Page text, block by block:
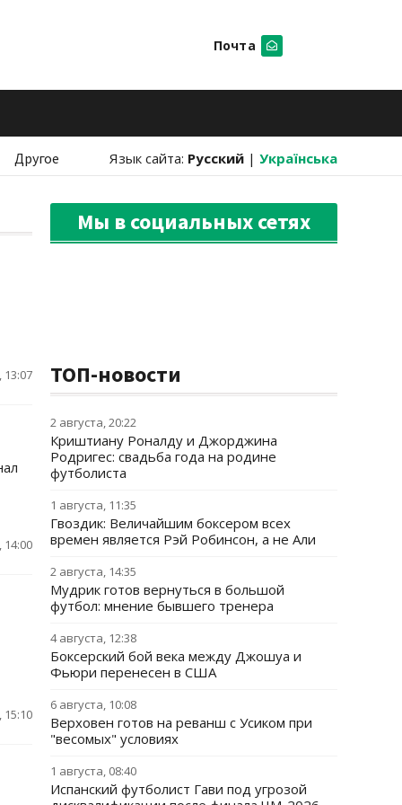
Почта
Другое Язык сайта: Русский | Українська
13:07
14:00
15:10
Мы в социальных сетях
ТОП-новости
2 августа, 20:22
Криштиану Роналду и Джорджина
Родригес: свадьба года на родине
футболиста
1 августа, 11:35
Гвоздик: Величайшим боксером всех
времен является Рэй Робинсон, а не Али
2 августа, 14:35
Мудрик готов вернуться в большой
футбол: мнение бывшего тренера
4 августа, 12:38
Боксерский бой века между Джошуа и
Фьюри перенесен в США
6 августа, 10:08
Верховен готов на реванш с Усиком при
"весомых" условиях
1 августа, 08:40
Испанский футболист Гави под угрозой